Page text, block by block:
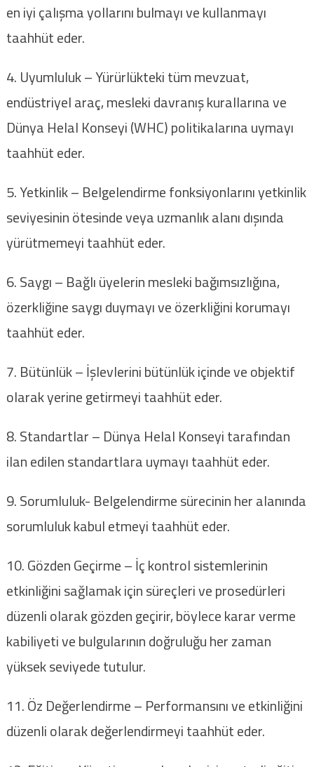
en iyi çalışma yollarını bulmayı ve kullanmayı
taahhüt eder.
4. Uyumluluk – Yürürlükteki tüm mevzuat,
endüstriyel araç, mesleki davranış kurallarına ve
Dünya Helal Konseyi (WHC) politikalarına uymayı
taahhüt eder.
5. Yetkinlik – Belgelendirme fonksiyonlarını yetkinlik
seviyesinin ötesinde veya uzmanlık alanı dışında
yürütmemeyi taahhüt eder.
6. Saygı – Bağlı üyelerin mesleki bağımsızlığına,
özerkliğine saygı duymayı ve özerkliğini korumayı
taahhüt eder.
7. Bütünlük – İşlevlerini bütünlük içinde ve objektif
olarak yerine getirmeyi taahhüt eder.
8. Standartlar – Dünya Helal Konseyi tarafından
ilan edilen standartlara uymayı taahhüt eder.
9. Sorumluluk- Belgelendirme sürecinin her alanında
sorumluluk kabul etmeyi taahhüt eder.
10. Gözden Geçirme – İç kontrol sistemlerinin
etkinliğini sağlamak için süreçleri ve prosedürleri
düzenli olarak gözden geçirir, böylece karar verme
kabiliyeti ve bulgularının doğruluğu her zaman
yüksek seviyede tutulur.
11. Öz Değerlendirme – Performansını ve etkinliğini
düzenli olarak değerlendirmeyi taahhüt eder.